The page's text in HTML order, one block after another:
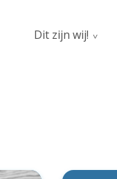
Dit zijn wij!